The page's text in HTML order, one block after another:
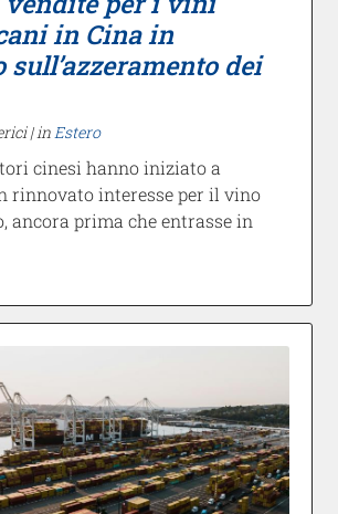
in Cina in
dei
| in Estero
cinesi hanno iniziato a
rinnovato interesse per il vino
ancora prima che entrasse in